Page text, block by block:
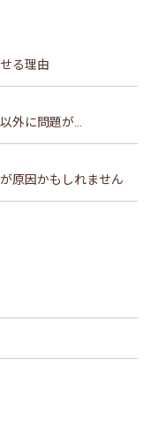
る理由
外に問題が...
原因かもしれません